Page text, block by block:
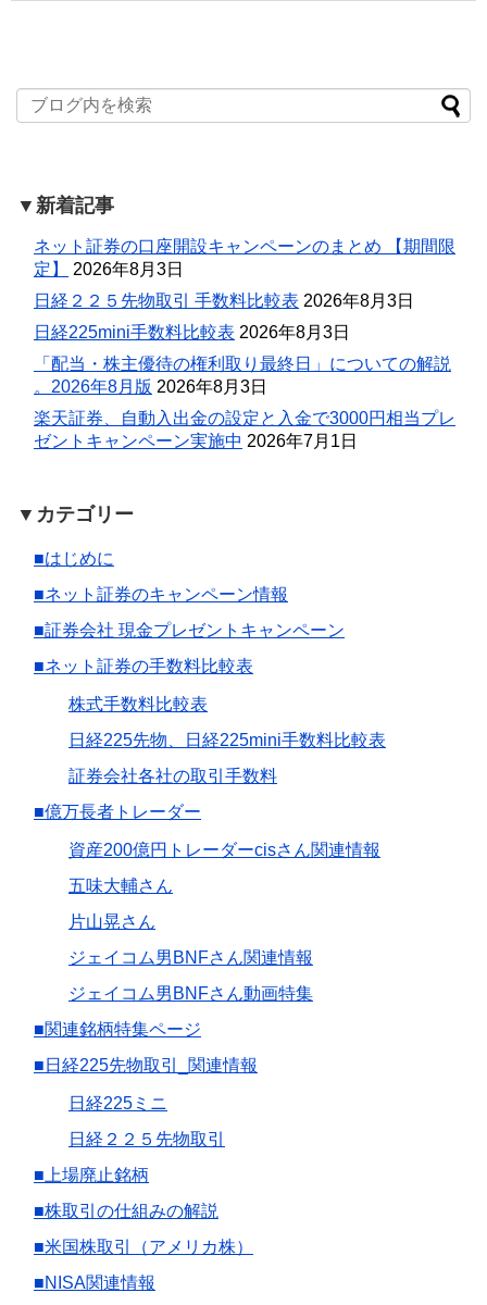
▼新着記事
ネット証券の口座開設キャンペーンのまとめ 【期間限
定】
2026年8月3日
日経２２５先物取引 手数料比較表 2026年8月3日
日経225mini手数料比較表 2026年8月3日
「配当・株主優待の権利取り最終日」についての解説
。2026年8月版 2026年8月3日
楽天証券、自動入出金の設定と入金で3000円相当プレ
ゼントキャンペーン実施中 2026年7月1日
▼カテゴリー
■はじめに
■ネット証券のキャンペーン情報
■証券会社 現金プレゼントキャンペーン
■ネット証券の手数料比較表
株式手数料比較表
日経225先物、日経225mini手数料比較表
証券会社各社の取引手数料
■億万長者トレーダー
資産200億円トレーダーcisさん関連情報
五味大輔さん
片山晃さん
ジェイコム男BNFさん関連情報
ジェイコム男BNFさん動画特集
■関連銘柄特集ページ
■日経225先物取引_関連情報
日経225ミニ
日経２２５先物取引
■上場廃止銘柄
■株取引の仕組みの解説
■米国株取引（アメリカ株）
■NISA関連情報